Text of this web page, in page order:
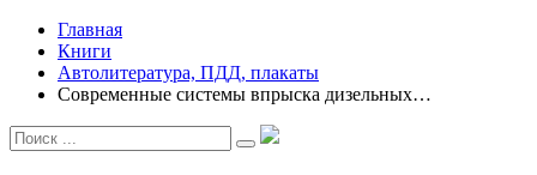
Главная
Книги
Автолитература, ПДД, плакаты
Современные системы впрыска дизельных…